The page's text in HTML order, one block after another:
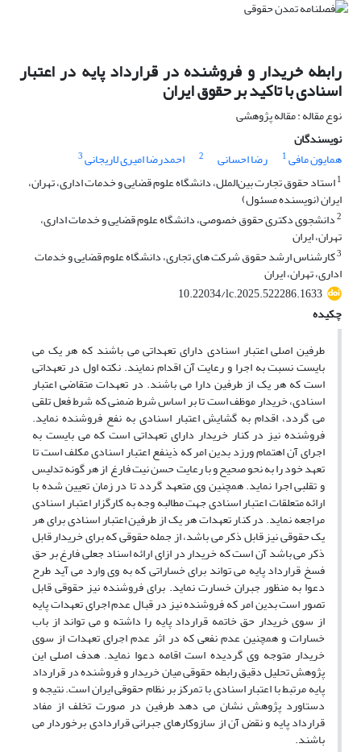
رابطه خریدار و فروشنده در قرارداد پایه در اعتبار
اسنادی با تاکید بر حقوق ایران
نوع مقاله : مقاله پژوهشی
نویسندگان
همایون مافی1 رضا احسانی 2 احمدرضا امیری لاریجانی3
1استاد حقوق تجارت بین‌الملل، دانشگاه علوم قضایی و خدمات اداری، تهران،
ایران (نویسنده مسئول)
2دانشجوی دکتری حقوق خصوصی، دانشگاه علوم قضایی و خدمات اداری،
تهران، ایران
3کارشناس ارشد حقوق شرکت های تجاری، دانشگاه علوم قضایی و خدمات
اداری، تهران، ایران
10.22034/lc.2025.522286.1633
چکیده
طرفین اصلی اعتبار اسنادی دارای تعهداتی می باشند که هر یک می
بایست نسبت به اجرا و رعایت آن اقدام نمایند. نکته اول در تعهداتی
است که هر یک از طرفین دارا می باشند. در تعهدات متقاضی اعتبار
اسنادی، خریدار موظف است تا بر اساس شرط ضمنی که شرط فعل تلقی
می گردد، اقدام به گشایش اعتبار اسنادی به نفع فروشنده نماید.
فروشنده نیز در کنار خریدار دارای تعهداتی است که می بایست به
اجرای آن اهتمام ورزد بدین امر که ذینفع اعتبار اسنادی مکلف است تا
تعهد خود را به نحو صحیح و با رعایت حسن نیت فارغ از هر گونه تدلیس
و تقلبی اجرا نماید. همچنین وی متعهد گردد تا در زمان تعیین شده با
ارائه متعلقات اعتبار اسنادی جهت مطالبه وجه به کارگزار اعتبار اسنادی
مراجعه نماید. در کنار تعهدات هر یک از طرفین اعتبار اسنادی برای هر
یک حقوقی نیز قابل ذکر می باشد، از جمله حقوقی که برای خریدار قابل
ذکر می باشد آن است که خریدار در ازای ارائه اسناد جعلی فارغ بر حق
فسخ قرارداد پایه می تواند برای خساراتی که به وی وارد می آید طرح
دعوا به منظور جبران خسارت نماید. برای فروشنده نیز حقوقی قابل
تصور است بدین امر که فروشنده نیز در قبال عدم اجرای تعهدات پایه
از سوی خریدار حق خاتمه قرارداد پایه را داشته و می تواند از باب
خسارات و همچنین عدم نفعی که در اثر عدم اجرای تعهدات از سوی
خریدار متوجه وی گردیده است اقامه دعوا نماید. هدف اصلی این
پژوهش تحلیل دقیق رابطه حقوقی میان خریدار و فروشنده در قرارداد
پایه مرتبط با اعتبار اسنادی با تمرکز بر نظام حقوقی ایران است. نتیجه و
دستاورد پژوهش نشان می دهد طرفین در صورت تخلف از مفاد
قرارداد پایه و نقض آن از سازوکارهای جبرانی قراردادی برخوردار می
باشند.